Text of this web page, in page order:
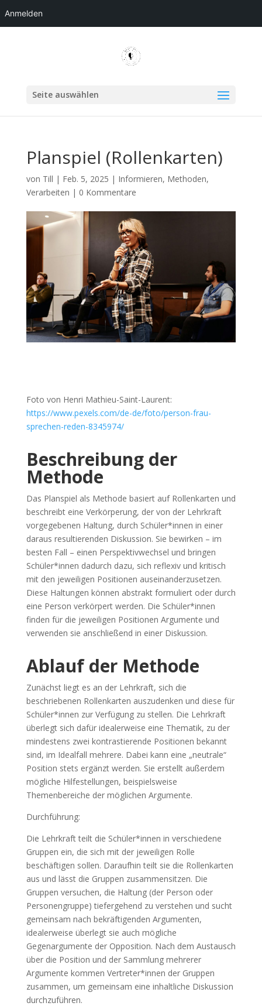
Anmelden
Seite auswählen
Planspiel (Rollenkarten)
von Till | Feb. 5, 2025 | Informieren, Methoden,
Verarbeiten | 0 Kommentare
Foto von Henri Mathieu-Saint-Laurent:
https://www.pexels.com/de-de/foto/person-frau-
sprechen-reden-8345974/
Beschreibung der
Methode
Das Planspiel als Methode basiert auf Rollenkarten und
beschreibt eine Verkörperung, der von der Lehrkraft
vorgegebenen Haltung, durch Schüler*innen in einer
daraus resultierenden Diskussion. Sie bewirken – im
besten Fall – einen Perspektivwechsel und bringen
Schüler*innen dadurch dazu, sich reflexiv und kritisch
mit den jeweiligen Positionen auseinanderzusetzen.
Diese Haltungen können abstrakt formuliert oder durch
eine Person verkörpert werden. Die Schüler*innen
finden für die jeweiligen Positionen Argumente und
verwenden sie anschließend in einer Diskussion.
Ablauf der Methode
Zunächst liegt es an der Lehrkraft, sich die
beschriebenen Rollenkarten auszudenken und diese für
Schüler*innen zur Verfügung zu stellen. Die Lehrkraft
überlegt sich dafür idealerweise eine Thematik, zu der
mindestens zwei kontrastierende Positionen bekannt
sind, im Idealfall mehrere. Dabei kann eine „neutrale“
Position stets ergänzt werden. Sie erstellt außerdem
mögliche Hilfestellungen, beispielsweise
Themenbereiche der möglichen Argumente.
Durchführung:
Die Lehrkraft teilt die Schüler*innen in verschiedene
Gruppen ein, die sich mit der jeweiligen Rolle
beschäftigen sollen. Daraufhin teilt sie die Rollenkarten
aus und lässt die Gruppen zusammensitzen. Die
Gruppen versuchen, die Haltung (der Person oder
Personengruppe) tiefergehend zu verstehen und sucht
gemeinsam nach bekräftigenden Argumenten,
idealerweise überlegt sie auch mögliche
Gegenargumente der Opposition. Nach dem Austausch
über die Position und der Sammlung mehrerer
Argumente kommen Vertreter*innen der Gruppen
zusammen, um gemeinsam eine inhaltliche Diskussion
durchzuführen.